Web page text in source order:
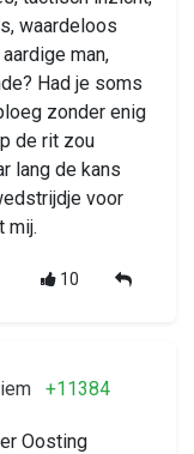
waardeloos
man,
Had je soms
zonder enig
de rit zou
lang de kans
voor
mij.
10
+11384
Oosting